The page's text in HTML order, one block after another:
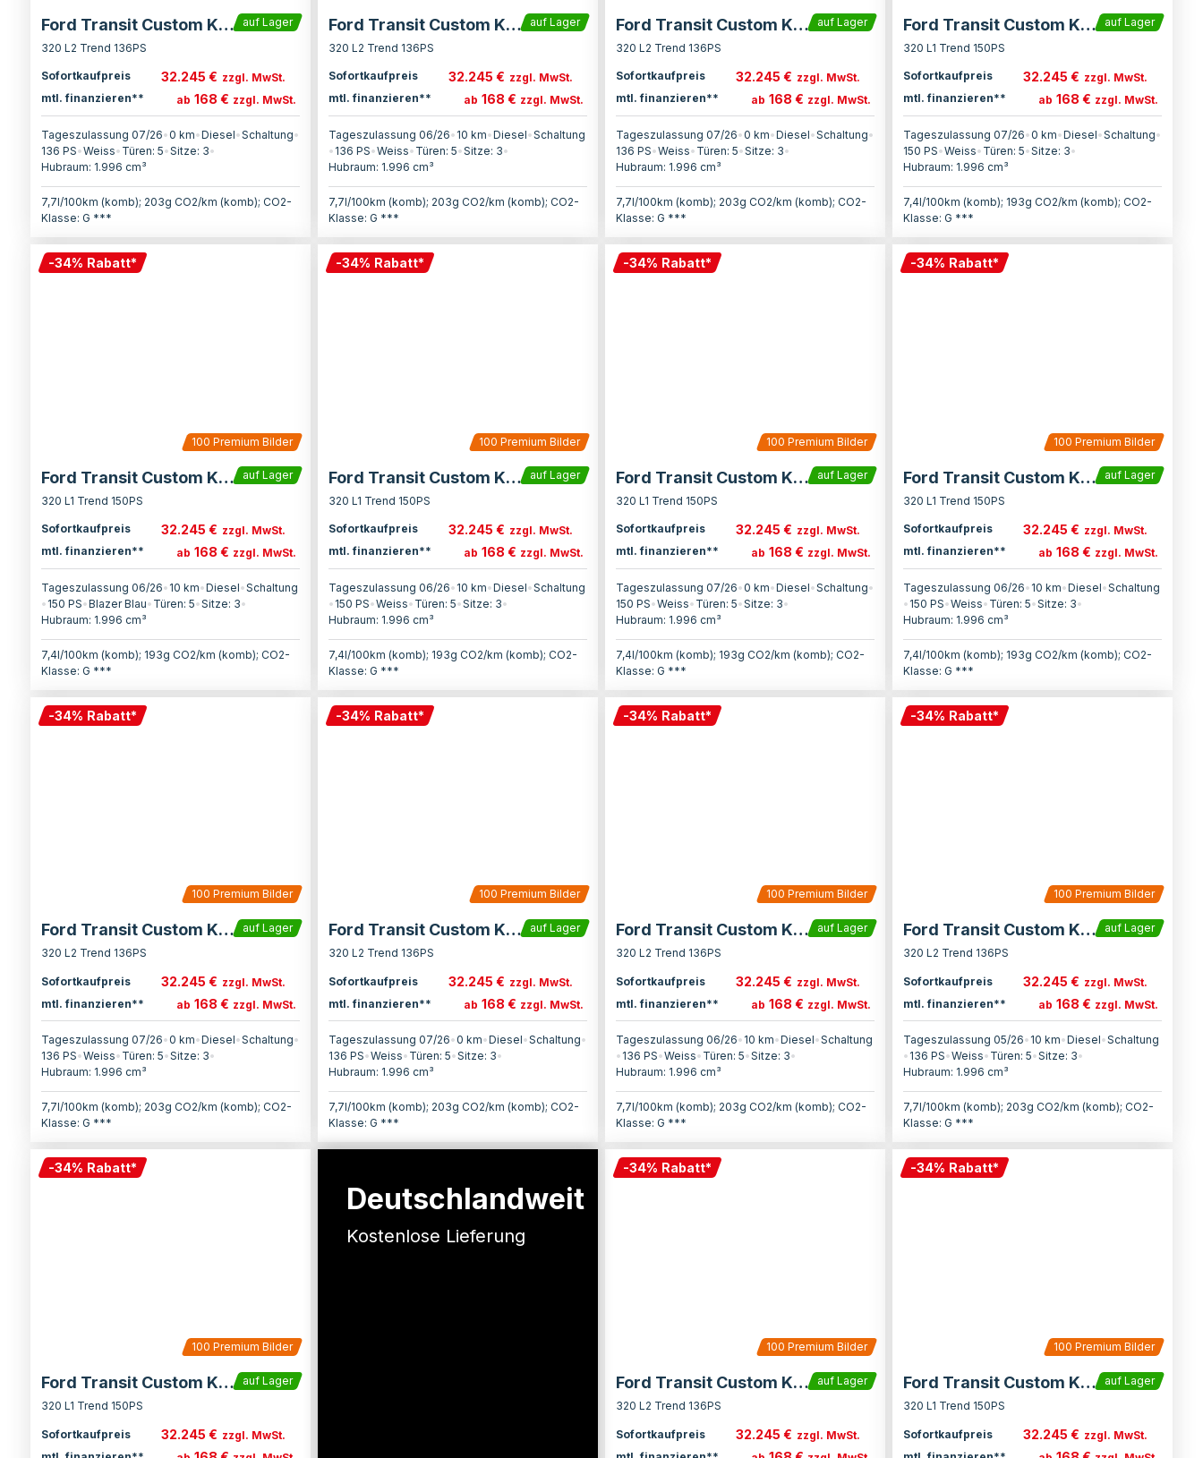
Ford Transit Custom Kasten
auf Lager
320 L2 Trend 136PS
Sofortkaufpreis 32.245 € zzgl. MwSt.
mtl. finanzieren**
ab 168 € zzgl. MwSt.
Tageszulassung 07/26•0 km•Diesel•Schaltung•
136 PS•Weiss• Türen: 5•Sitze: 3•
Hubraum: 1.996 cm³
7,7l/100km (komb); 203g CO2/km (komb); CO2-
Klasse: G ***
Ford Transit Custom Kasten
auf Lager
320 L2 Trend 136PS
Sofortkaufpreis 32.245 € zzgl. MwSt.
mtl. finanzieren**
ab 168 € zzgl. MwSt.
Tageszulassung 06/26• 10 km•Diesel•Schaltung
• 136 PS•Weiss• Türen: 5•Sitze: 3•
Hubraum: 1.996 cm³
7,7l/100km (komb); 203g CO2/km (komb); CO2-
Klasse: G ***
Ford Transit Custom Kasten
auf Lager
320 L2 Trend 136PS
Sofortkaufpreis 32.245 € zzgl. MwSt.
mtl. finanzieren**
ab 168 € zzgl. MwSt.
Tageszulassung 07/26•0 km•Diesel•Schaltung•
136 PS•Weiss• Türen: 5•Sitze: 3•
Hubraum: 1.996 cm³
7,7l/100km (komb); 203g CO2/km (komb); CO2-
Klasse: G ***
Ford Transit Custom Kasten
auf Lager
320 L1 Trend 150PS
Sofortkaufpreis 32.245 € zzgl. MwSt.
mtl. finanzieren**
ab 168 € zzgl. MwSt.
Tageszulassung 07/26•0 km•Diesel•Schaltung•
150 PS•Weiss• Türen: 5•Sitze: 3•
Hubraum: 1.996 cm³
7,4l/100km (komb); 193g CO2/km (komb); CO2-
Klasse: G ***
-34% Rabatt*
100 Premium Bilder
Ford Transit Custom Kasten
auf Lager
320 L1 Trend 150PS
Sofortkaufpreis 32.245 € zzgl. MwSt.
mtl. finanzieren**
ab 168 € zzgl. MwSt.
Tageszulassung 06/26• 10 km•Diesel•Schaltung
• 150 PS•Blazer Blau• Türen: 5•Sitze: 3•
Hubraum: 1.996 cm³
7,4l/100km (komb); 193g CO2/km (komb); CO2-
Klasse: G ***
-34% Rabatt*
100 Premium Bilder
Ford Transit Custom Kasten
auf Lager
320 L1 Trend 150PS
Sofortkaufpreis 32.245 € zzgl. MwSt.
mtl. finanzieren**
ab 168 € zzgl. MwSt.
Tageszulassung 06/26• 10 km•Diesel•Schaltung
• 150 PS•Weiss• Türen: 5•Sitze: 3•
Hubraum: 1.996 cm³
7,4l/100km (komb); 193g CO2/km (komb); CO2-
Klasse: G ***
-34% Rabatt*
100 Premium Bilder
Ford Transit Custom Kasten
auf Lager
320 L1 Trend 150PS
Sofortkaufpreis 32.245 € zzgl. MwSt.
mtl. finanzieren**
ab 168 € zzgl. MwSt.
Tageszulassung 07/26•0 km•Diesel•Schaltung•
150 PS•Weiss• Türen: 5•Sitze: 3•
Hubraum: 1.996 cm³
7,4l/100km (komb); 193g CO2/km (komb); CO2-
Klasse: G ***
-34% Rabatt*
100 Premium Bilder
Ford Transit Custom Kasten
auf Lager
320 L1 Trend 150PS
Sofortkaufpreis 32.245 € zzgl. MwSt.
mtl. finanzieren**
ab 168 € zzgl. MwSt.
Tageszulassung 06/26• 10 km•Diesel•Schaltung
• 150 PS•Weiss• Türen: 5•Sitze: 3•
Hubraum: 1.996 cm³
7,4l/100km (komb); 193g CO2/km (komb); CO2-
Klasse: G ***
-34% Rabatt*
100 Premium Bilder
Ford Transit Custom Kasten
auf Lager
320 L2 Trend 136PS
Sofortkaufpreis 32.245 € zzgl. MwSt.
mtl. finanzieren**
ab 168 € zzgl. MwSt.
Tageszulassung 07/26•0 km•Diesel•Schaltung•
136 PS•Weiss• Türen: 5•Sitze: 3•
Hubraum: 1.996 cm³
7,7l/100km (komb); 203g CO2/km (komb); CO2-
Klasse: G ***
-34% Rabatt*
100 Premium Bilder
Ford Transit Custom Kasten
auf Lager
320 L2 Trend 136PS
Sofortkaufpreis 32.245 € zzgl. MwSt.
mtl. finanzieren**
ab 168 € zzgl. MwSt.
Tageszulassung 07/26•0 km•Diesel•Schaltung•
136 PS•Weiss• Türen: 5•Sitze: 3•
Hubraum: 1.996 cm³
7,7l/100km (komb); 203g CO2/km (komb); CO2-
Klasse: G ***
-34% Rabatt*
100 Premium Bilder
Ford Transit Custom Kasten
auf Lager
320 L2 Trend 136PS
Sofortkaufpreis 32.245 € zzgl. MwSt.
mtl. finanzieren**
ab 168 € zzgl. MwSt.
Tageszulassung 06/26• 10 km•Diesel•Schaltung
• 136 PS•Weiss• Türen: 5•Sitze: 3•
Hubraum: 1.996 cm³
7,7l/100km (komb); 203g CO2/km (komb); CO2-
Klasse: G ***
-34% Rabatt*
100 Premium Bilder
Ford Transit Custom Kasten
auf Lager
320 L2 Trend 136PS
Sofortkaufpreis 32.245 € zzgl. MwSt.
mtl. finanzieren**
ab 168 € zzgl. MwSt.
Tageszulassung 05/26• 10 km•Diesel•Schaltung
• 136 PS•Weiss• Türen: 5•Sitze: 3•
Hubraum: 1.996 cm³
7,7l/100km (komb); 203g CO2/km (komb); CO2-
Klasse: G ***
-34% Rabatt*
100 Premium Bilder
Ford Transit Custom Kasten
auf Lager
320 L1 Trend 150PS
Sofortkaufpreis 32.245 € zzgl. MwSt.
Deutschlandweit
Kostenlose Lieferung
-34% Rabatt*
100 Premium Bilder
Ford Transit Custom Kasten
auf Lager
320 L2 Trend 136PS
Sofortkaufpreis 32.245 € zzgl. MwSt.
-34% Rabatt*
100 Premium Bilder
Ford Transit Custom Kasten
auf Lager
320 L1 Trend 150PS
Sofortkaufpreis 32.245 € zzgl. MwSt.